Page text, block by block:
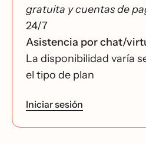
gratuita y cuentas de
24/7
Asistencia por chat/
La disponibilidad varía
el tipo de plan
Iniciar sesión